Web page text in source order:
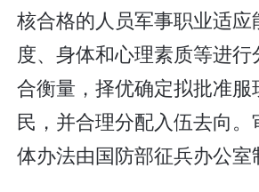
核合格的人员军事职业适应
度、身体和心理素质等进
合衡量，择优确定拟批准服
民，并合理分配入伍去向
体办法由国防部征兵办公室